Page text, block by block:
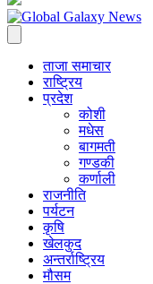
ताजा समाचार
राष्ट्रिय
प्रदेश
कोशी
मधेस
बागमती
गण्डकी
कर्णाली
राजनीति
पर्यटन
कृषि
खेलकुद
अन्तर्राष्ट्रिय
मौसम